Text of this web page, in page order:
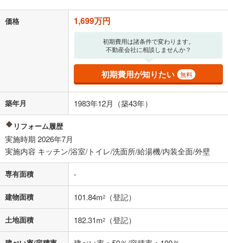
る値は、実際の金融機関等における貸出金利とは何ら関係がなく、実際
の金融機関等における貸出金利を何ら保証するものではありません。返
済方法「元利均等返済」にて算出しております。入力された金利を35年
適用した場合の計算結果を表示しています。
その他月額費用や、初期費用がかかります。ご注意ください。実際にお
借り入れの際は各金融機関等に、必ずご自身でご確認をお願いいたしま
条件によってお借り入れができないことがあります。
不動産会社に購入相談をする 無料
閉じる
価格 1,699万円
初期費用は諸条件で変わります。
不動産会社に相談しませんか？
初期費用が知りたい 無料
築年月 1983年12月（築43年）
リフォーム履歴
実施時期 2026年7月
実施内容 キッチン/浴室/トイレ/洗面所/給湯機/内装全面/外壁
専有面積 -
建物面積 101.84m2 （登記）
土地面積 182.31m2 （登記）